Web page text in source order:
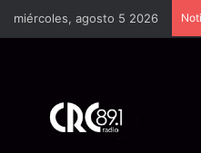
miércoles, agosto 5 2026